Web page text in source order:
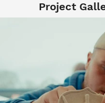
Project